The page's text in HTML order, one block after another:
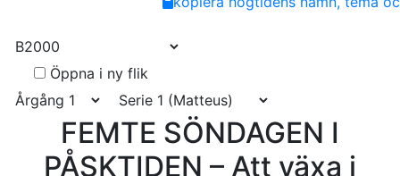
Öppna i ny flik
FEMTE SÖNDAGEN I
PÅSKTIDEN – Att växa i